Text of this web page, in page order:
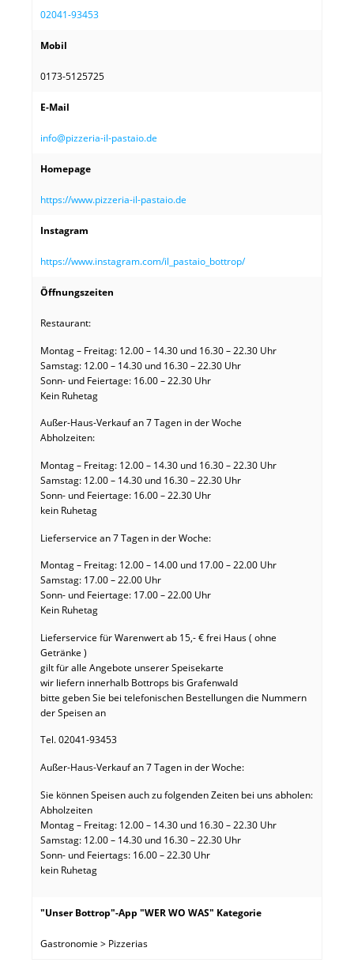
02041-93453
Mobil
0173-5125725
E-Mail
info@pizzeria-il-pastaio.de
Homepage
https://www.pizzeria-il-pastaio.de
Instagram
https://www.instagram.com/il_pastaio_bottrop/
Öffnungszeiten
Restaurant:
Montag – Freitag: 12.00 – 14.30 und 16.30 – 22.30 Uhr
Samstag: 12.00 – 14.30 und 16.30 – 22.30 Uhr
Sonn- und Feiertage: 16.00 – 22.30 Uhr
Kein Ruhetag
Außer-Haus-Verkauf an 7 Tagen in der Woche
Abholzeiten:
Montag – Freitag: 12.00 – 14.30 und 16.30 – 22.30 Uhr
Samstag: 12.00 – 14.30 und 16.30 – 22.30 Uhr
Sonn- und Feiertage: 16.00 – 22.30 Uhr
kein Ruhetag
Lieferservice an 7 Tagen in der Woche:
Montag – Freitag: 12.00 – 14.00 und 17.00 – 22.00 Uhr
Samstag: 17.00 – 22.00 Uhr
Sonn- und Feiertage: 17.00 – 22.00 Uhr
Kein Ruhetag
Lieferservice für Warenwert ab 15,- € frei Haus ( ohne
Getränke )
gilt für alle Angebote unserer Speisekarte
wir liefern innerhalb Bottrops bis Grafenwald
bitte geben Sie bei telefonischen Bestellungen die Nummern
der Speisen an
Tel. 02041-93453
Außer-Haus-Verkauf an 7 Tagen in der Woche:
Sie können Speisen auch zu folgenden Zeiten bei uns abholen:
Abholzeiten
Montag – Freitag: 12.00 – 14.30 und 16.30 – 22.30 Uhr
Samstag: 12.00 – 14.30 und 16.30 – 22.30 Uhr
Sonn- und Feiertags: 16.00 – 22.30 Uhr
kein Ruhetag
"Unser Bottrop"-App "WER WO WAS" Kategorie
Gastronomie > Pizzerias